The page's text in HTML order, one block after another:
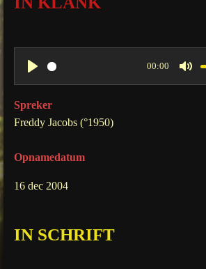
P
l
a
00:00
M
Spreker
Freddy Jacobs (°1950)
Opnamedatum
16 dec 2004
IN SCHRIFT